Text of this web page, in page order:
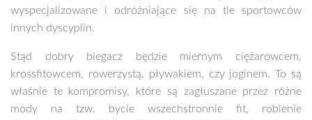
wyspecjalizowane i odróżniające się na tle sportowców
innych dyscyplin.
Stąd dobry biegacz będzie miernym ciężarowcem,
krossfitowcem, rowerzystą, pływakiem, czy joginem. To są
właśnie te kompromisy, które są zagłuszane przez różne
mody na tzw. bycie wszechstronnie fit, robienie